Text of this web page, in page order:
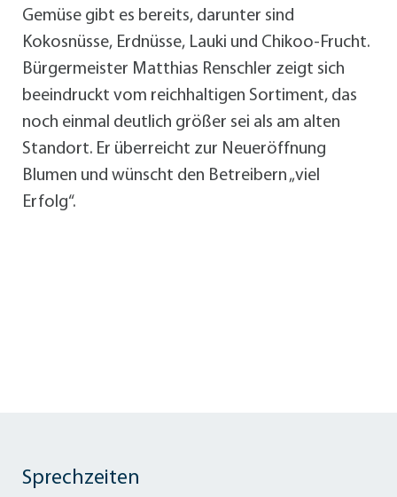
Gemüse gibt es bereits, darunter sind
Kokosnüsse, Erdnüsse, Lauki und Chikoo-Frucht.
Bürgermeister Matthias Renschler zeigt sich
beeindruckt vom reichhaltigen Sortiment, das
noch einmal deutlich größer sei als am alten
Standort. Er überreicht zur Neueröffnung
Blumen und wünscht den Betreibern „viel
Erfolg“.
Sprechzeiten